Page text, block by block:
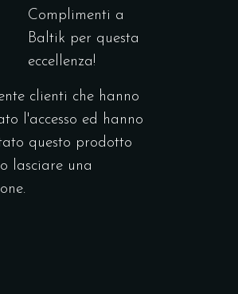
Complimenti a
Baltik per questa
eccellenza!
clienti che hanno
l'accesso ed hanno
questo prodotto
lasciare una